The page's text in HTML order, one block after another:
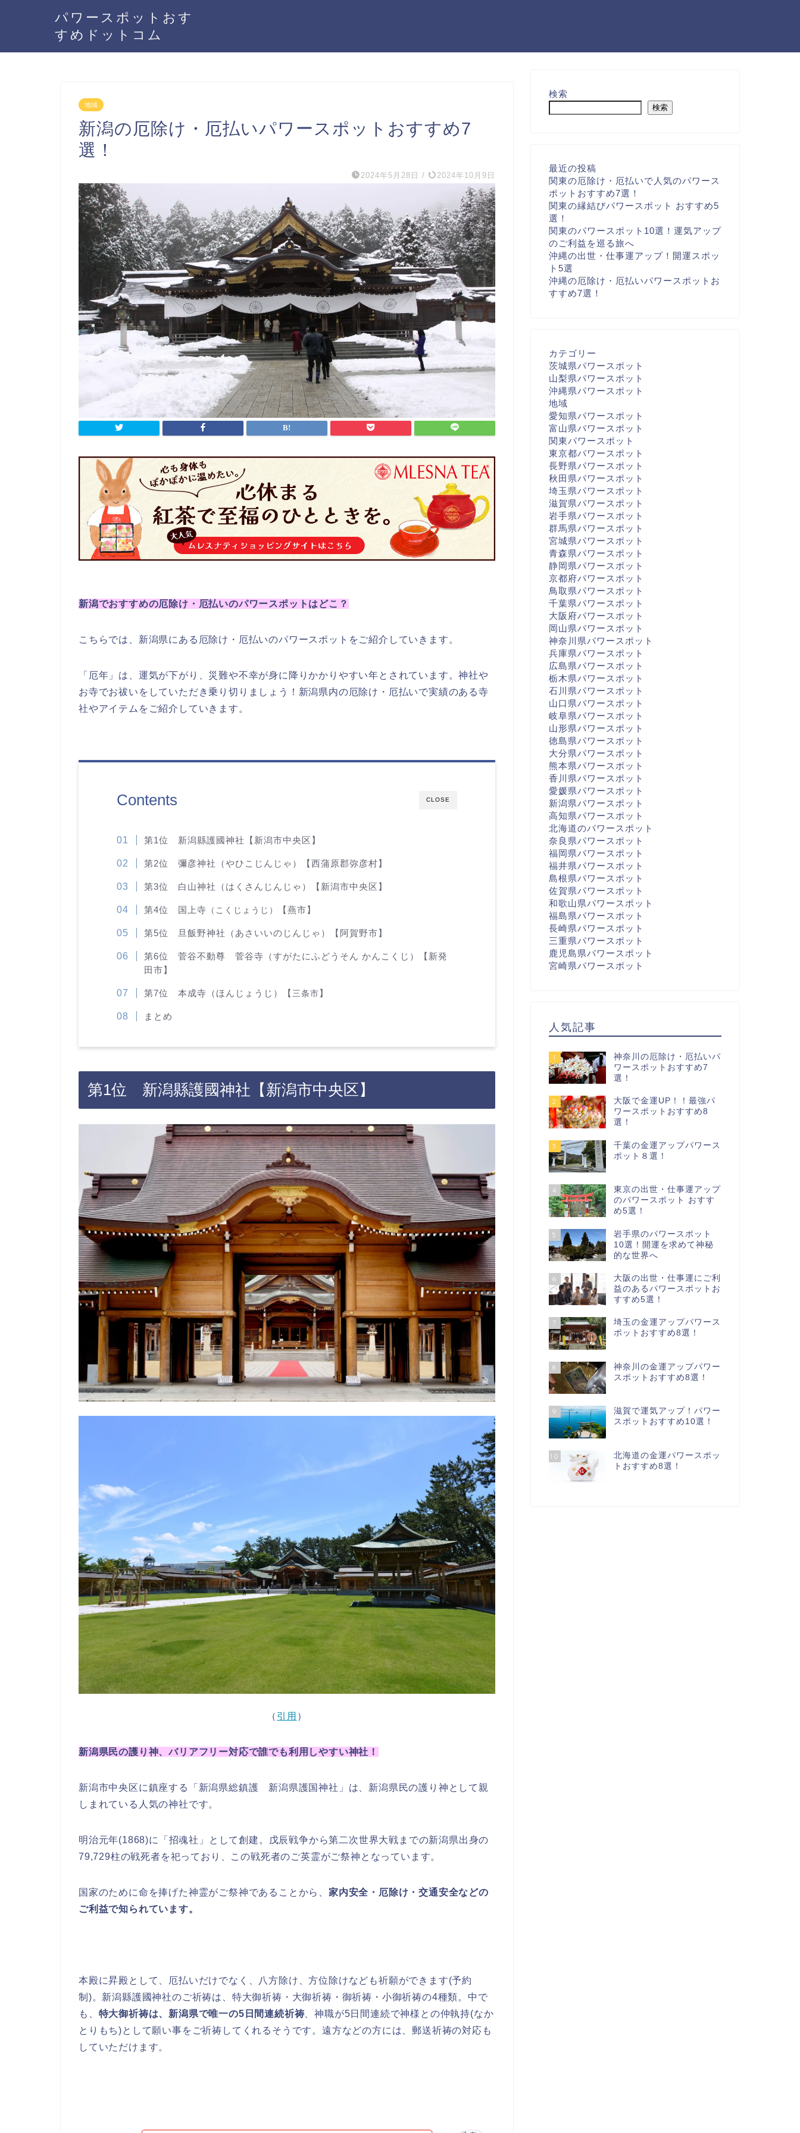
パワースポットおす
すめドットコム
地域
新潟の厄除け・厄払いパワースポットおすすめ7
選！
2024年5月28日 / 2024年10月9日
新潟でおすすめの厄除け・厄払いのパワースポットはどこ？
こちらでは、新潟県にある厄除け・厄払いのパワースポットをご紹介していきます。
「厄年」は、運気が下がり、災難や不幸が身に降りかかりやすい年とされています。神社や
お寺でお祓いをしていただき乗り切りましょう！新潟県内の厄除け・厄払いで実績のある寺
社やアイテムをご紹介していきます。
CLOSE
Contents
第1位 新潟縣護國神社【新潟市中央区】
第2位 彌彦神社（やひこじんじゃ）【西蒲原郡弥彦村】
第3位 白山神社（はくさんじんじゃ）【新潟市中央区】
第4位 国上寺 （こくじょうじ） 【燕市】
第5位 旦飯野神社（あさいいのじんじゃ）【阿賀野市】
第6位 菅谷不動尊 菅谷寺（すがたにふどうそん かんこくじ）【新発
田市】
第7位 本成寺（ほんじょうじ）【 三条市】
まとめ
第1位 新潟縣護國神社【新潟市中央区】
（ 引用 ）
新潟県民の護り神、バリアフリー対応で誰でも利用しやすい神社！
新潟市中央区に鎮座する「新潟県総鎮護 新潟県護国神社」は、新潟県民の護り神として親
しまれている人気の神社です。
明治元年(1868)に「招魂社」として創建。戊辰戦争から第二次世界大戦までの新潟県出身の
79,729柱の戦死者を祀っており、この戦死者のご英霊がご祭神となっています。
国家のために命を捧げた神霊がご祭神であることから、 家内安全・厄除け・交通安全などの
ご利益で知られています。
本殿に昇殿として、厄払いだけでなく、八方除け、方位除けなども祈願ができます(予約
制)。新潟縣護國神社のご祈祷は、特大御祈祷・大御祈祷・御祈祷・小御祈祷の4種類。中で
も、 特大御祈祷は、新潟県で唯一の5日間連続祈祷 、神職が5日間連続で神様との仲執持(なか
とりもち)として願い事をご祈祷してくれるそうです。遠方などの方には、郵送祈祷の対応も
していただけます。
検索
検索
最近の投稿
関東の厄除け・厄払いで人気のパワース
ポットおすすめ7選！
関東の縁結びパワースポット おすすめ5
選！
関東のパワースポット10選！運気アップ
のご利益を巡る旅へ
沖縄の出世・仕事運アップ！開運スポッ
ト5選
沖縄の厄除け・厄払いパワースポットお
すすめ7選！
カテゴリー
茨城県パワースポット
山梨県パワースポット
沖縄県パワースポット
地域
愛知県パワースポット
富山県パワースポット
関東パワースポット
東京都パワースポット
長野県パワースポット
秋田県パワースポット
埼玉県パワースポット
滋賀県パワースポット
岩手県パワースポット
群馬県パワースポット
宮城県パワースポット
青森県パワースポット
静岡県パワースポット
京都府パワースポット
鳥取県パワースポット
千葉県パワースポット
大阪府パワースポット
岡山県パワースポット
神奈川県パワースポット
兵庫県パワースポット
広島県パワースポット
栃木県パワースポット
石川県パワースポット
山口県パワースポット
岐阜県パワースポット
山形県パワースポット
徳島県パワースポット
大分県パワースポット
熊本県パワースポット
香川県パワースポット
愛媛県パワースポット
新潟県パワースポット
高知県パワースポット
北海道のパワースポット
奈良県パワースポット
福岡県パワースポット
福井県パワースポット
島根県パワースポット
佐賀県パワースポット
和歌山県パワースポット
福島県パワースポット
長崎県パワースポット
三重県パワースポット
鹿児島県パワースポット
宮崎県パワースポット
人気記事
1
神奈川の厄除け・厄払いパ
ワースポットおすすめ7
選！
2
大阪で金運UP！！最強パ
ワースポットおすすめ8
選！
3
千葉の金運アップパワース
ポット８選！
4
東京の出世・仕事運アップ
のパワースポット おすす
め5選！
5
岩手県のパワースポット
10選！開運を求めて神秘
的な世界へ
6
大阪の出世・仕事運にご利
益のあるパワースポットお
すすめ5選！
7
埼玉の金運アップパワース
ポットおすすめ8選！
8
神奈川の金運アップパワー
スポットおすすめ8選！
9
滋賀で運気アップ！パワー
スポットおすすめ10選！
10
北海道の金運パワースポッ
トおすすめ8選！